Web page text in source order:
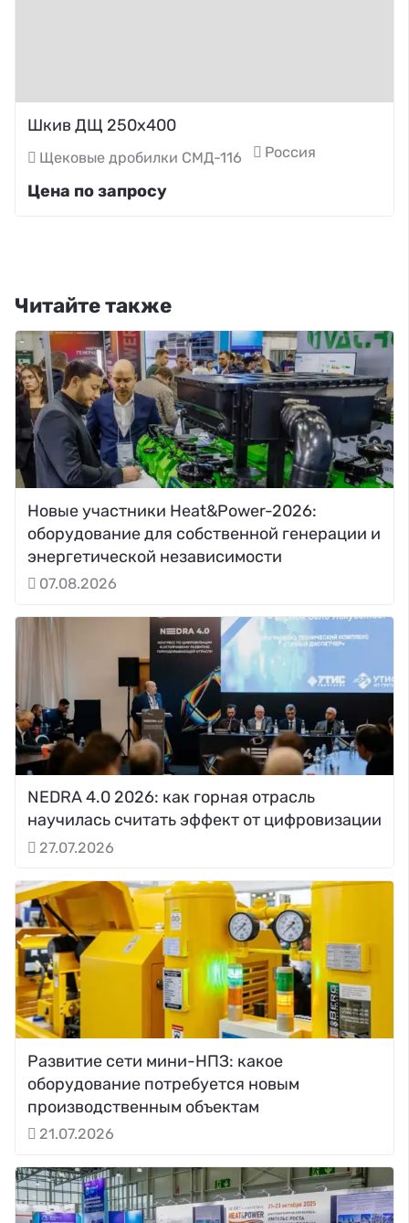
Шкив ДЩ 250х400
Щековые дробилки СМД-116 Россия
Цена по запросу
Читайте также
Новые участники Heat&Power-2026:
оборудование для собственной генерации и
энергетической независимости
07.08.2026
NEDRA 4.0 2026: как горная отрасль
научилась считать эффект от цифровизации
27.07.2026
Развитие сети мини-НПЗ: какое
оборудование потребуется новым
производственным объектам
21.07.2026